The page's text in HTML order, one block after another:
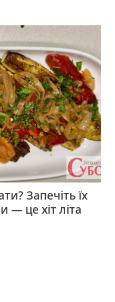
Запечіть їх
— це хіт літа